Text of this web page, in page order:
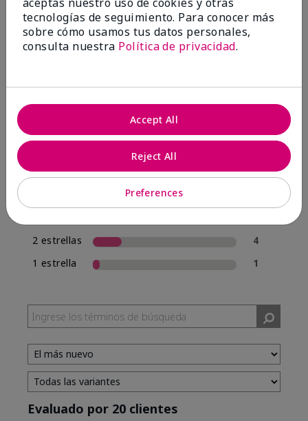
4.0
70% de los encuestados recomendaría a un amigo.
5 estrellas
12
2 estrellas
4
1 estrella
1
Evaluado por 20 clientes
tecnologías de seguimiento. Para conocer más
sobre cómo usamos tus datos personales,
consulta nuestra Política de privacidad.
Preferences
Reject All
Accept All